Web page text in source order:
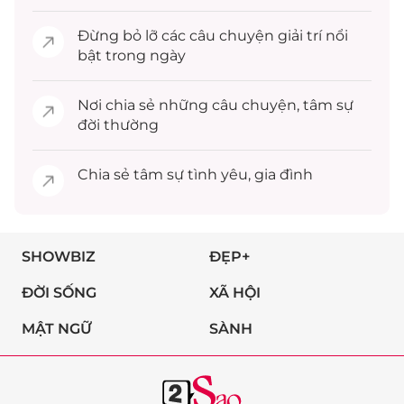
Đừng bỏ lỡ các câu chuyện giải trínổi
bật trong ngày
Nơi chia sẻ những câu chuyện, tâm sự
đời thường
Chia sẻ tâm sự tình yêu, gia đình
SHOWBIZ ĐẸP+
ĐỜI SỐNG XÃ HỘI
MẬT NGỮ SÀNH